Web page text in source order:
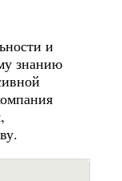
и
знанию